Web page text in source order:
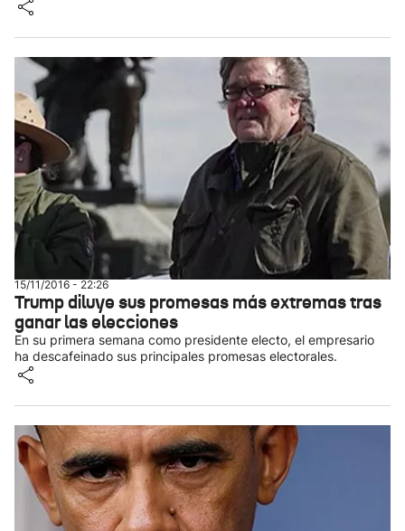
15/11/2016 - 22:26
Trump diluye sus promesas más extremas tras
ganar las elecciones
En su primera semana como presidente electo, el empresario
ha descafeinado sus principales promesas electorales.